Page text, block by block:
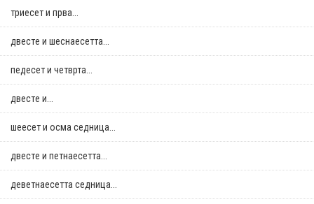
триесет и прва...
двестe и шеснаесетта...
педесет и четврта...
двестe и...
шеесет и осма седница...
двестe и петнаесетта...
деветнаесетта седница...